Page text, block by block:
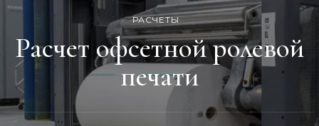
РАСЧЕТЫ
Расчет офсетной ролевой
печати